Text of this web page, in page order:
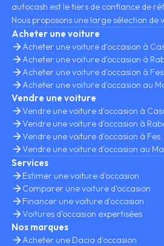
autocash est le tiers de confiance de
Nous proposons une large sélection
Acheter une voiture
Acheter une voiture d'occasion à
Acheter une voiture d'occasion à
Acheter une voiture d'occasion à Fes
Acheter une voiture d'occasion au
Vendre une voiture
Vendre une voiture d'occasion à
Vendre une voiture d'occasion à
Vendre une voiture d'occasion à Fes
Vendre une voiture d'occasion au
Services
Estimer une voiture d'occasion
Comparer une voiture d'occasion
Financer une voiture d'occasion
Voitures d’occasion expertisées
Nos marques
Acheter une Dacia d'occasion